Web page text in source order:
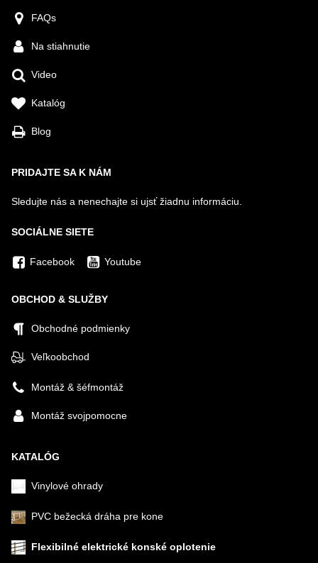
FAQs
Na stiahnutie
Video
Katalóg
Blog
PRIDAJTE SA K NÁM
Sledujte nás a nenechajte si ujsť žiadnu informáciu.
SOCIÁLNE SIETE
Facebook Youtube
OBCHOD & SLUŽBY
Obchodné podmienky
Veľkoobchod
Montáž & šéfmontáž
Montáž svojpomocne
KATALÓG
Vinylové ohrady
PVC bežecká dráha pre kone
Flexibilné elektrické konské oplotenie